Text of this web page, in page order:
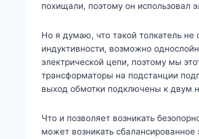
похищали, поэтому он использовал
Но я думаю, что такой толкатель
индуктивности, возможно
электрической цепи, поэтому мы
трансформаторы на подстанции
выход обмотки подключены к двум
Что и позволяет возникать
может возникать